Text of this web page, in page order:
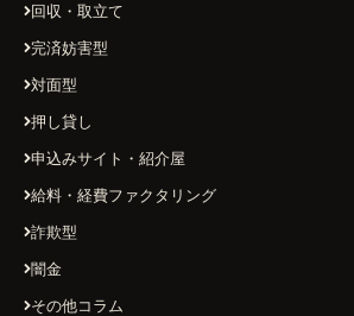
回収・取立て
完済妨害型
対面型
押し貸し
申込みサイト・紹介屋
給料・経費ファクタリング
詐欺型
闇金
その他コラム